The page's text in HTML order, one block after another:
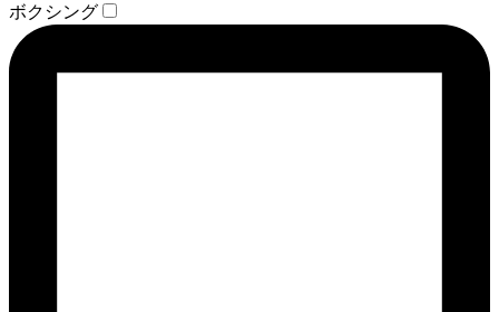
ボクシング